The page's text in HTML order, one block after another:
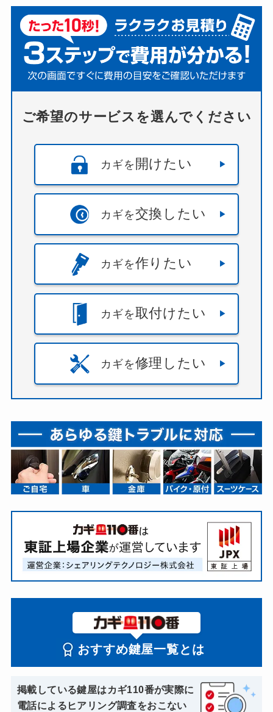
ご希望のサービスを選んでください
カギを 開けたい
カギを交換したい
カギを作りたい
カギを取付けたい
カギを修理したい
おすすめ鍵屋一覧とは
掲載している鍵屋はカギ110番が実際に
電話によるヒアリング調査をおこない